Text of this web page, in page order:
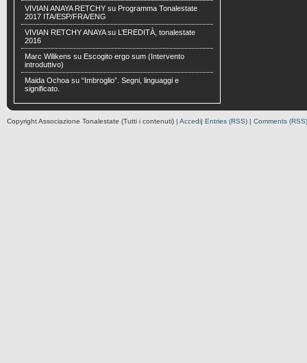
VIVIAN ANAYA RETCHY su Programma Tonalestate
2017 ITA/ESP/FRA/ENG
VIVIAN RETCHY ANAYAsu
L’EREDITÀ, tonalestate
2016
Marc Wilikens su Escogito ergo sum (Intervento
introduttivo)
Maida Ochoa su “Imbroglio”. Segni, linguaggi e
significato.
Copyright Associazione Tonalestate (Tutti i contenuti) | Accedi| Entries (RSS) | Comments (RSS)